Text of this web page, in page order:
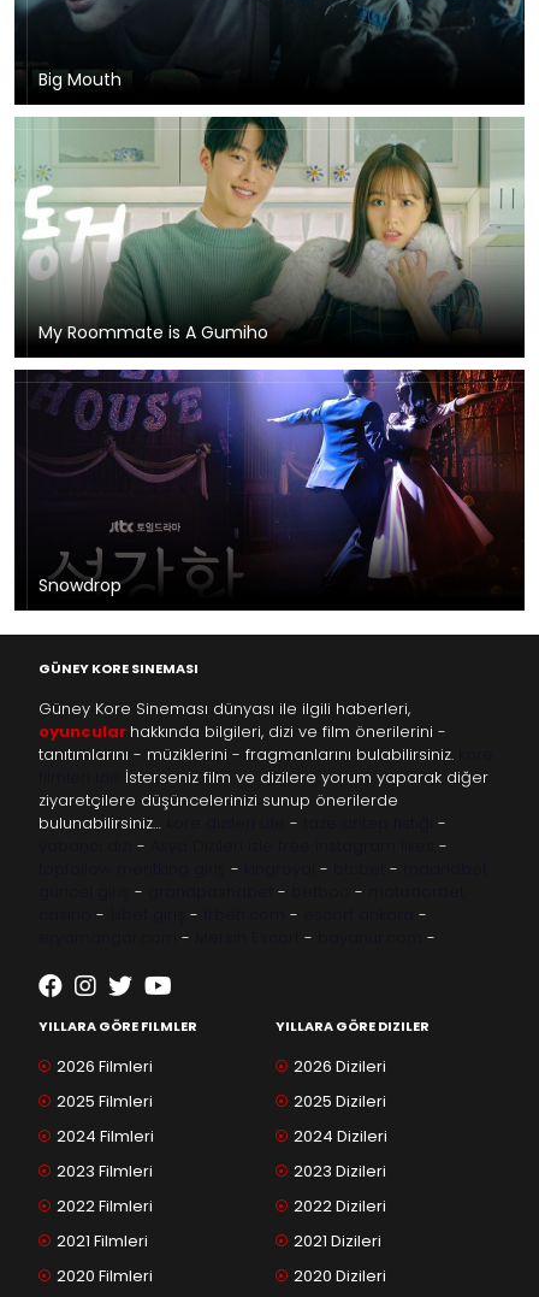
Big Mouth
My Roommate is A Gumiho
Snowdrop
GÜNEY KORE SINEMASI
Güney Kore Sineması dünyası ile ilgili haberleri,
oyuncular hakkında bilgileri, dizi ve film önerilerini -
tanıtımlarını - müziklerini - fragmanlarını bulabilirsiniz.
İsterseniz film ve dizilere yorum yaparak diğer
ziyaretçilere düşüncelerinizi sunup önerilerde
bulunabilirsiniz…
-
-
-
-
- - -
- - -
- - -
-
- - -
YILLARA GÖRE FILMLER
2026 Filmleri
2025 Filmleri
2024 Filmleri
2023 Filmleri
2022 Filmleri
2021 Filmleri
2020 Filmleri
YILLARA GÖRE DIZILER
2026 Dizileri
2025 Dizileri
2024 Dizileri
2023 Dizileri
2022 Dizileri
2021 Dizileri
2020 Dizileri